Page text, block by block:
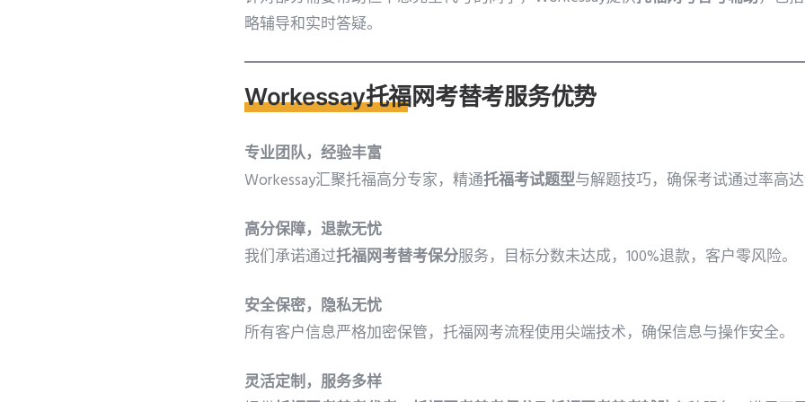
略辅导和实时答疑。
Workessay托福网考替考服务优势
专业团队，经验丰富
Workessay汇聚托福高分专家，精通托福考试题型与解题技巧，确保考试通过率高
高分保障，退款无忧
我们承诺通过托福网考替考保分服务，目标分数未达成，100%退款，客户零风险。
安全保密，隐私无忧
所有客户信息严格加密保管，托福网考流程使用尖端技术，确保信息与操作安全。
灵活定制，服务多样